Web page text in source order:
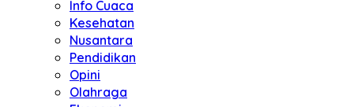
Info Cuaca
Kesehatan
Nusantara
Pendidikan
Opini
Olahraga